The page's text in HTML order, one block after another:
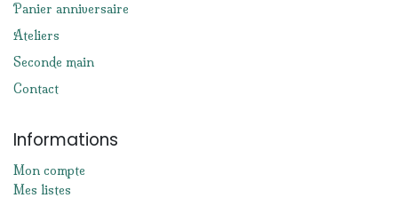
Panier anniversaire
Ateliers
Seconde main
Contact
Informations
Mon compte
Mes listes